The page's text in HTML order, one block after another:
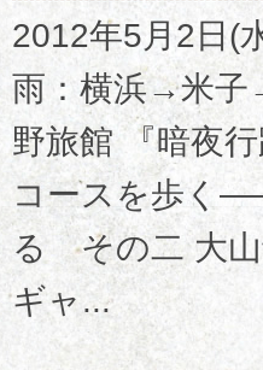
2012年5月2日(
雨：横浜→米
野旅館 『暗夜
コースを歩く
る その二 大山
ギャ...